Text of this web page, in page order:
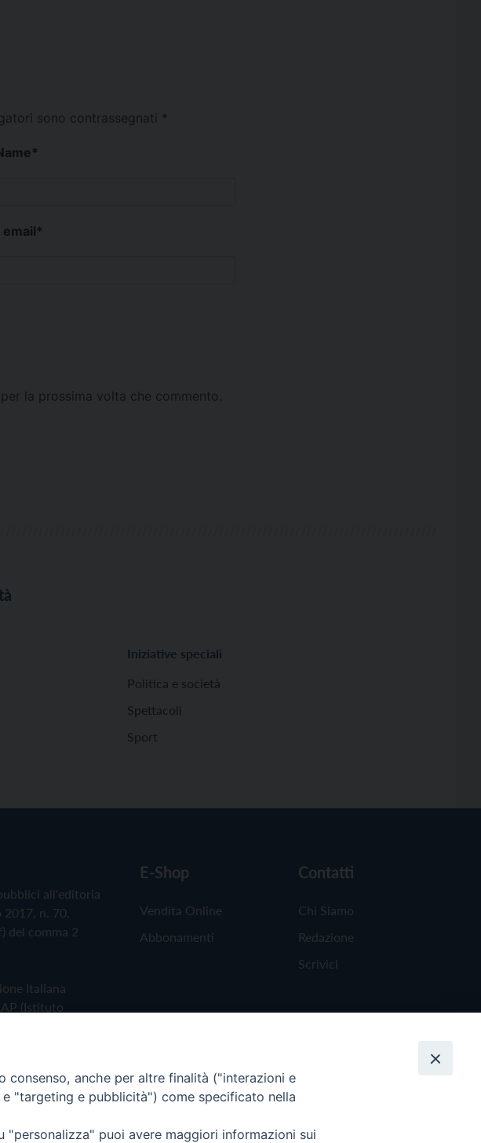
sono contrassegnati *
*
email*
la prossima volta che commento.
Iniziative speciali
Politica e società
Spettacoli
Sport
all'editoria
n. 70.
del comma 2
Italiana
(Istituto
E-Shop
Vendita Online
Abbonamenti
Contatti
Chi Siamo
Redazione
Scrivici
anche per altre finalità ("interazioni e
"targeting e pubblicità") come specificato nella
puoi avere maggiori informazioni sui